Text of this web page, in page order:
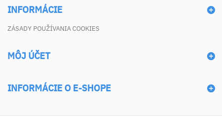
INFORMÁCIE
ZÁSADY POUŽÍVANIA COOKIES
MÔJ ÚČET
INFORMÁCIE O E-SHOPE